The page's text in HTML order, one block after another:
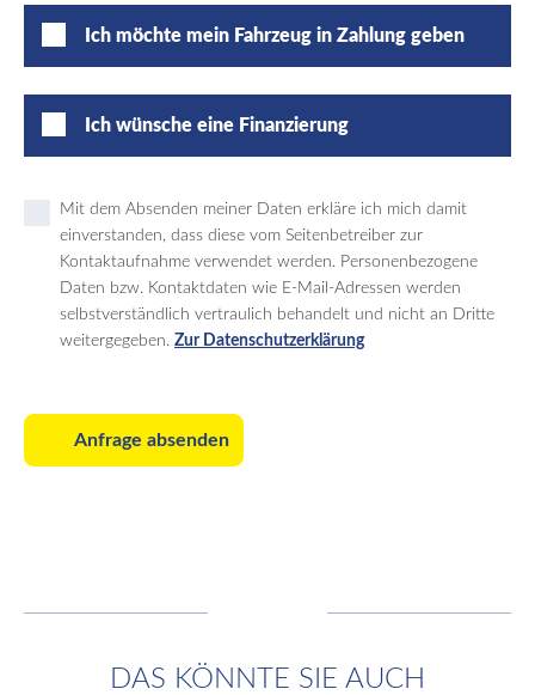
Ich möchte mein Fahrzeug in Zahlung geben
Ich wünsche eine Finanzierung
Mit dem Absenden meiner Daten erkläre ich mich damit
einverstanden, dass diese vom Seitenbetreiber zur
Kontaktaufnahme verwendet werden. Personenbezogene
Daten bzw. Kontaktdaten wie E-Mail-Adressen werden
selbstverständlich vertraulich behandelt und nicht an Dritte
weitergegeben. Zur Datenschutzerklärung
Anfrage absenden
DAS KÖNNTE SIE AUCH